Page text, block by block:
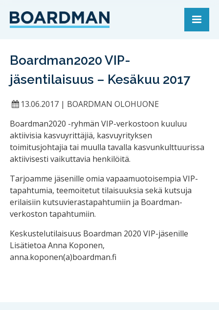
Boardman2020 VIP-
jäsentilaisuus – Kesäkuu 2017
13.06.2017 | BOARDMAN OLOHUONE
Boardman2020 -ryhmän VIP-verkostoon kuuluu
aktiivisia kasvuyrittäjiä, kasvuyrityksen
toimitusjohtajia tai muulla tavalla kasvunkulttuurissa
aktiivisesti vaikuttavia henkilöitä.
Tarjoamme jäsenille omia vapaamuotoisempia VIP-
tapahtumia, teemoitetut tilaisuuksia sekä kutsuja
erilaisiin kutsuvierastapahtumiin ja Boardman-
verkoston tapahtumiin.
Keskustelutilaisuus Boardman 2020 VIP-jäsenille
Lisätietoa Anna Koponen,
anna.koponen(a)boardman.fi